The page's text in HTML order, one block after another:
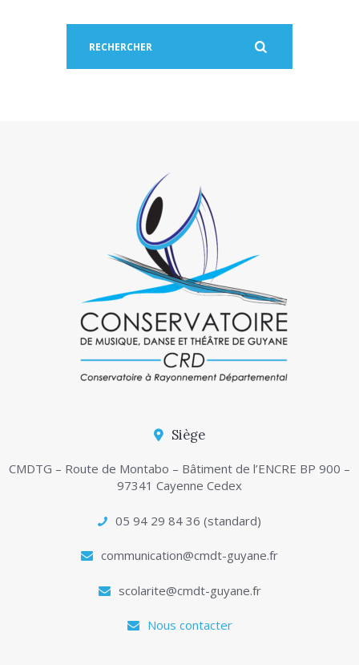
Siège
CMDTG – Route de Montabo – Bâtiment de l’ENCRE BP 900 –
97341 Cayenne Cedex
05 94 29 84 36 (standard)
communication@cmdt-guyane.fr
scolarite@cmdt-guyane.fr
Nous contacter